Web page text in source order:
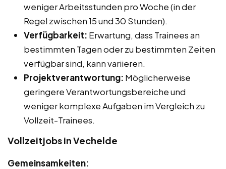
weniger Arbeitsstunden pro Woche (in der
Regel zwischen 15 und 30 Stunden).
Verfügbarkeit: Erwartung, dass Trainees an
bestimmten Tagen oder zu bestimmten Zeiten
verfügbar sind, kann variieren.
Projektverantwortung: Möglicherweise
geringere Verantwortungsbereiche und
weniger komplexe Aufgaben im Vergleich zu
Vollzeit-Trainees.
Vollzeitjobs in Vechelde
Gemeinsamkeiten: